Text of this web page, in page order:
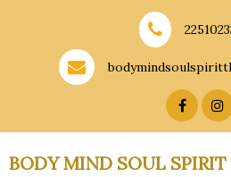
BODY MIND SOUL SPIRIT